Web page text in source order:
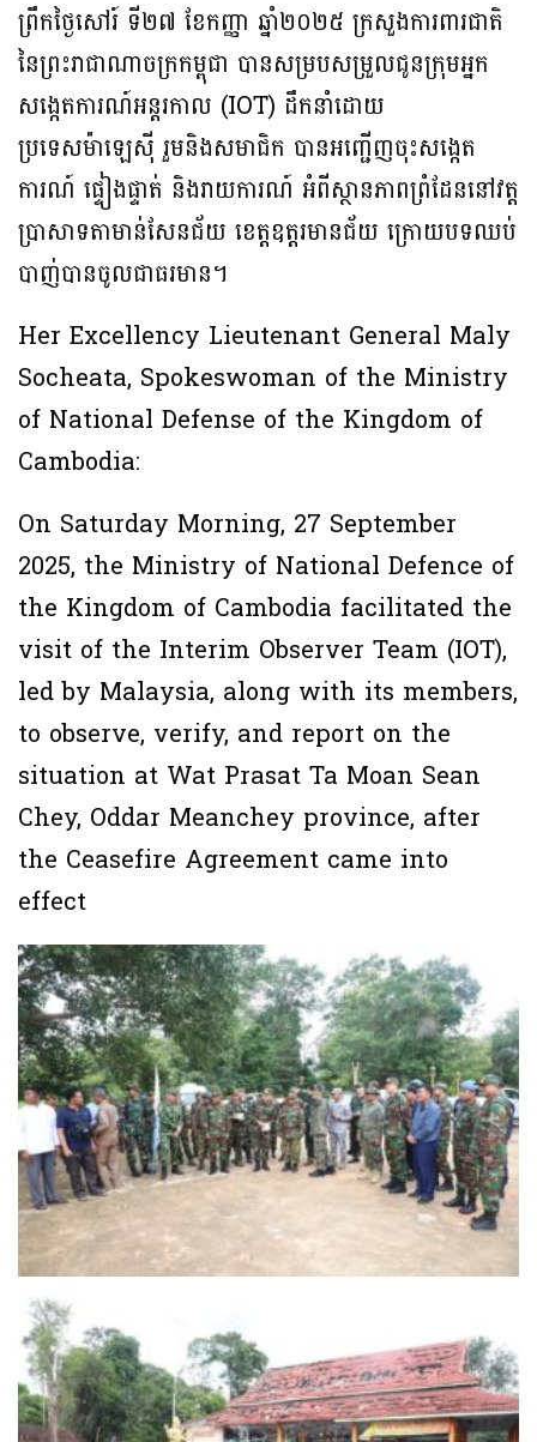
ព្រឹកថ្ងៃសៅរ៍ ទី២៧ ខែកញ្ញា ឆ្នាំ២០២៥ ក្រសួងការពារជាតិ
នៃព្រះរាជាណាចក្រកម្ពុជា បានសម្របសម្រួលជូនក្រុមអ្នក
សង្កេតការណ៍អន្តរកាល (IOT) ដឹកនាំដោយ
ប្រទេសម៉ាឡេស៊ី រួមនិងសមាជិក បានអញ្ជើញចុះសង្កេត
ការណ៍ ផ្ទៀងផ្ទាត់ និងរាយការណ៍ អំពីស្ថានភាពព្រំដែននៅវត្ត
ប្រាសាទតាមាន់សែនជ័យ ខេត្តឧត្តរមានជ័យ ក្រោយបទឈប់
បាញ់បានចូលជាធរមាន។
Her Excellency Lieutenant General Maly
Socheata, Spokeswoman of the Ministry
of National Defense of the Kingdom of
Cambodia:
On Saturday Morning, 27 September
2025, the Ministry of National Defence of
the Kingdom of Cambodia facilitated the
visit of the Interim Observer Team (IOT),
led by Malaysia, along with its members,
to observe, verify, and report on the
situation at Wat Prasat Ta Moan Sean
Chey, Oddar Meanchey province, after
the Ceasefire Agreement came into
effect